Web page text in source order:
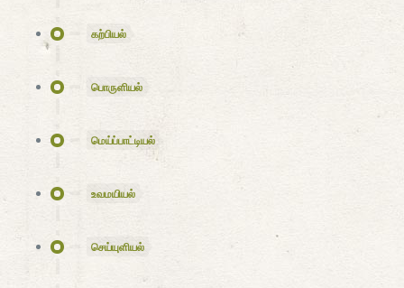
கற்பியல்
பொருளியல்
மெய்ப்பாட்டியல்
உவமயியல்
செய்யுளியல்